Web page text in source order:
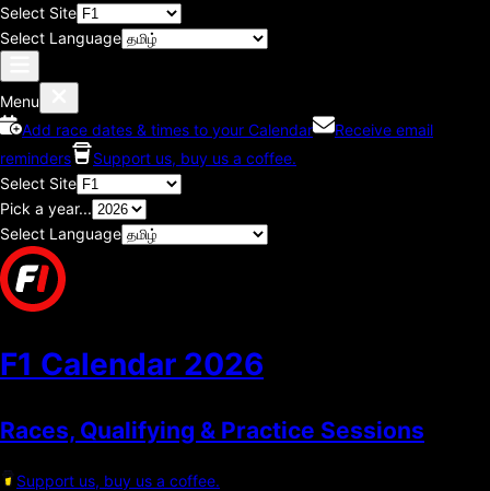
Select Site
Select Language
Menu
Add race dates & times to your Calendar
Receive email
reminders
Support us, buy us a coffee.
Select Site
Pick a year...
Select Language
F1 Calendar 2026
Races, Qualifying & Practice Sessions
Support us, buy us a coffee.